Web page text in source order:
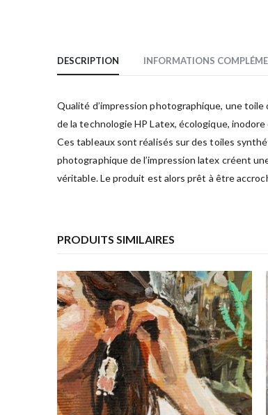
DESCRIPTION INFORMATIONS
Qualité d’impression photographique, une
de la technologie HP Latex, écologique,
Ces tableaux sont réalisés sur des toiles
photographique de l’impression latex créent
véritable. Le produit est alors prêt à être
PRODUITS SIMILAIRES